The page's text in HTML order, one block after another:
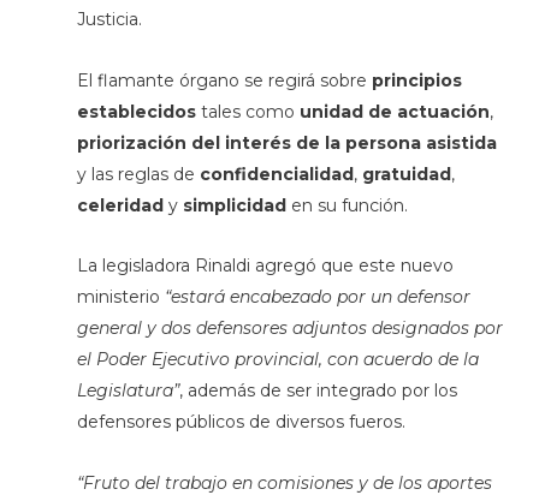
Justicia.
El flamante órgano se regirá sobre principios
establecidostales como unidad de actuación,
priorización del interés de la persona asistida
y las reglas de confidencialidad, gratuidad,
celeridady simplicidaden su función.
La legisladora Rinaldi agregó que este nuevo
ministerio “estará encabezado por un defensor
general y dos defensores adjuntos designados por
el Poder Ejecutivo provincial, con acuerdo de la
Legislatura”, además de ser integrado por los
defensores públicos de diversos fueros.
“Fruto del trabajo en comisiones y de los aportes